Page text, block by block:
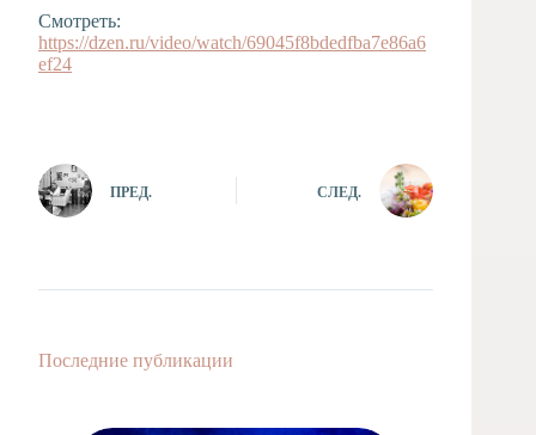
Смотреть:
https://dzen.ru/video/watch/69045f8bdedfba7e86a6
ef24
ПРЕД. СЛЕД.
Последние публикации